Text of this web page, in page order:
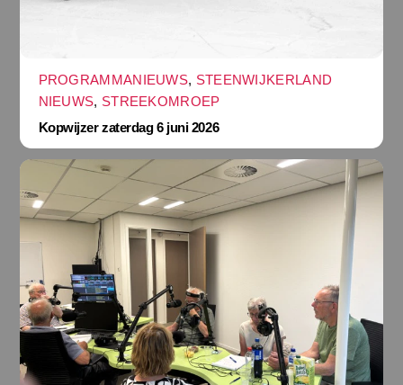
PROGRAMMANIEUWS, STEENWIJKERLAND
NIEUWS, STREEKOMROEP
Kopwijzer zaterdag 6 juni 2026